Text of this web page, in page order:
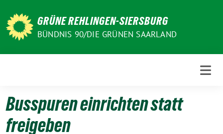
zum
Inhalt
GRÜNE REHLINGEN-SIERSBURG
BÜNDNIS 90/DIE GRÜNEN SAARLAND
Busspuren einrichten statt
freigeben